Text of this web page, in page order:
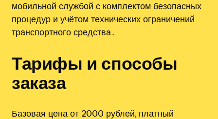
мобильной службой с комплектом безопасных
процедур и учётом технических ограничений
транспортного средства․
Тарифы и способы
заказа
Базовая цена от 2000 рублей, платный